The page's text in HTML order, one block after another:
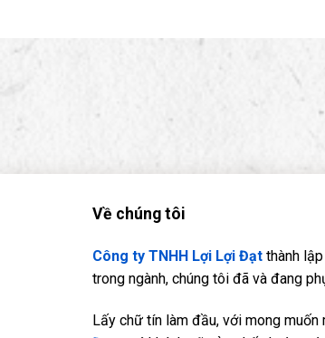
Về chúng tôi
Công ty TNHH Lợi Lợi Đạt thành
trong ngành, chúng tôi đã và đang
Lấy chữ tín làm đầu, với mong